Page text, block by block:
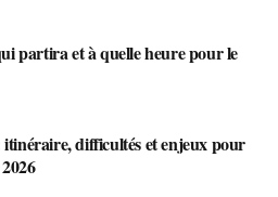
partira et à quelle heure pour le
difficultés et enjeux pour